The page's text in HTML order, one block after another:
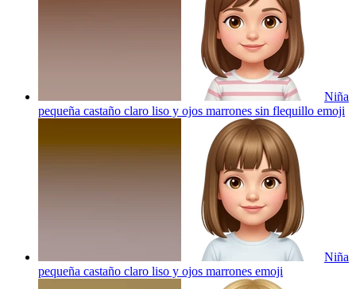
Niña
pequeña castaño claro liso y ojos marrones sin flequillo emoji
Niña
pequeña castaño claro liso y ojos marrones emoji